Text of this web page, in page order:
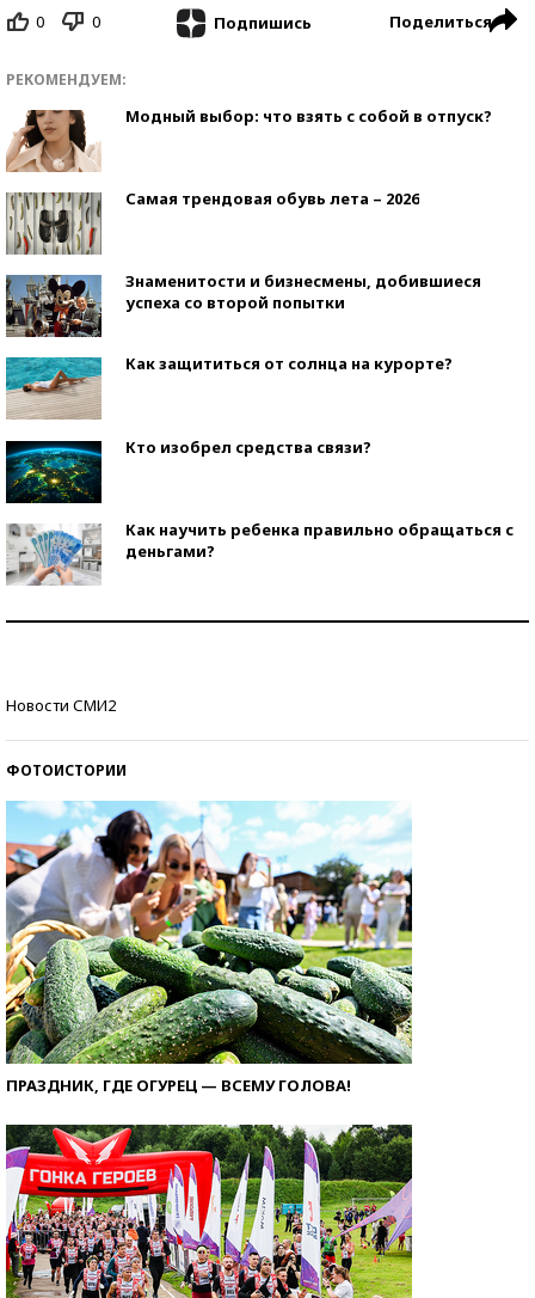
0 0 Подпишись Поделиться
РЕКОМЕНДУЕМ:
Модный выбор: что взять с собой в отпуск?
Самая трендовая обувь лета – 2026
Знаменитости и бизнесмены, добившиеся
успеха со второй попытки
Как защититься от солнца на курорте?
Кто изобрел средства связи?
Как научить ребенка правильно обращаться с
деньгами?
Новости СМИ2
ФОТОИСТОРИИ
ПРАЗДНИК, ГДЕ ОГУРЕЦ — ВСЕМУ ГОЛОВА!